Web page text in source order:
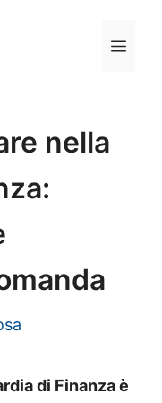
nella
di Finanza è